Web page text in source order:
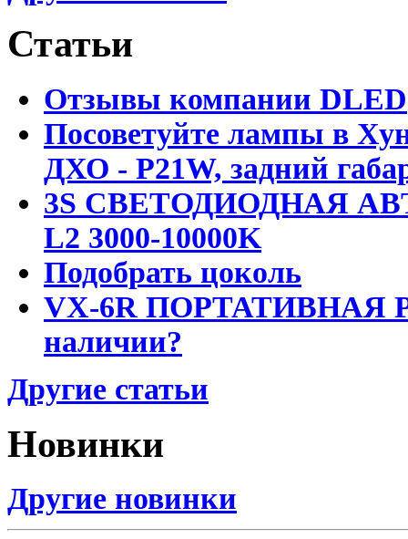
Статьи
Отзывы компании DLED
Посоветуйте лампы в
ДХО - P21W, задний
3S СВЕТОДИОДНАЯ
L2 3000-10000K
Подобрать цоколь
VX-6R ПОРТАТИВНАЯ
наличии?
Другие статьи
Новинки
Другие новинки